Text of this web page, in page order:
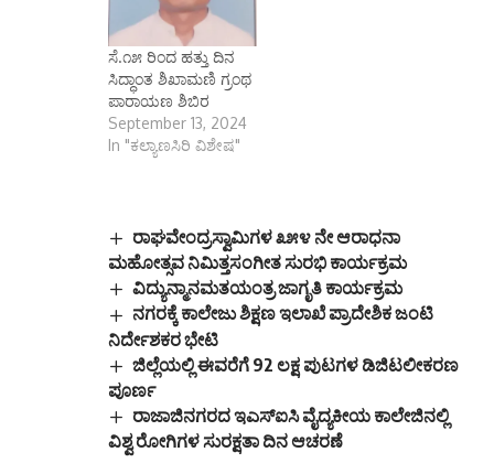
ಸೆ.೧೫ ರಿಂದ ಹತ್ತು ದಿನ
ಸಿದ್ಧಾಂತ ಶಿಖಾಮಣಿ ಗ್ರಂಥ
ಪಾರಾಯಣ ಶಿಬಿರ
September 13, 2024
In "ಕಲ್ಯಾಣಸಿರಿ ವಿಶೇಷ"
ರಾಘವೇಂದ್ರಸ್ವಾಮಿಗಳ ೩೫೪ ನೇ ಆರಾಧನಾ
ಮಹೋತ್ಸವ ನಿಮಿತ್ತಸಂಗೀತ ಸುರಭಿ ಕಾರ್ಯಕ್ರಮ
ವಿದ್ಯುನ್ಮಾನಮತಯಂತ್ರ ಜಾಗೃತಿ ಕಾರ್ಯಕ್ರಮ
ನಗರಕ್ಕೆ ಕಾಲೇಜು ಶಿಕ್ಷಣ ಇಲಾಖೆ ಪ್ರಾದೇಶಿಕ ಜಂಟಿ
ನಿರ್ದೇಶಕರ ಭೇಟಿ
ಜಿಲ್ಲೆಯಲ್ಲಿ ಈವರೆಗೆ 92 ಲಕ್ಷ ಪುಟಗಳ ಡಿಜಿಟಲೀಕರಣ
ಪೂರ್ಣ
ರಾಜಾಜಿನಗರದ ಇಎಸ್‌ಐಸಿ ವೈದ್ಯಕೀಯ ಕಾಲೇಜಿನಲ್ಲಿ
ವಿಶ್ವ ರೋಗಿಗಳ ಸುರಕ್ಷತಾ ದಿನ ಆಚರಣೆ